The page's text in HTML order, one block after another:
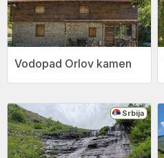
Vodopad Orlov kamen
Srbija